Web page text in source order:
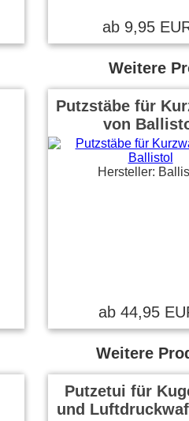
ab 9,95
Weitere
Putzstäbe für
von
Hersteller:
ab 44,95
Weitere
Putzetui für
und